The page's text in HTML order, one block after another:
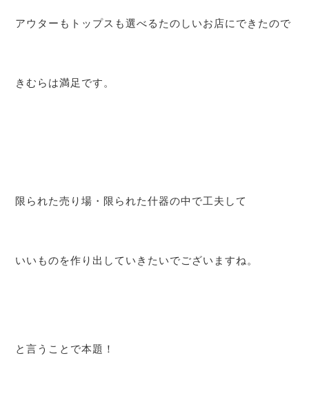
アウターもトップスも選べるたのしいお店にできたので
きむらは満足です。
限られた売り場・限られた什器の中で工夫して
いいものを作り出していきたいでございますね。
と言うことで本題！